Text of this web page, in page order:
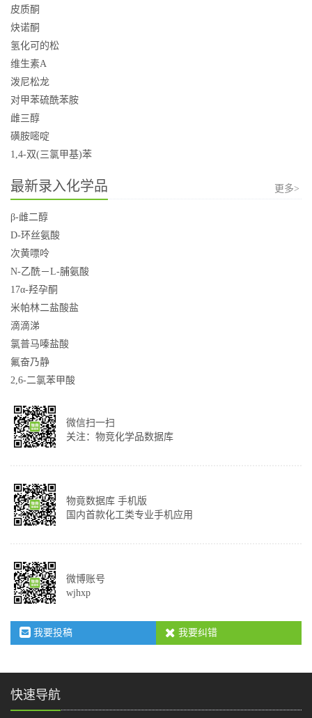
皮质酮
炔诺酮
氢化可的松
维生素A
泼尼松龙
对甲苯硫酰苯胺
雌三醇
磺胺嘧啶
1,4-双(三氯甲基)苯
最新录入化学品 更多>
β-雌二醇
D-环丝氨酸
次黄嘌呤
N-乙酰－L-脯氨酸
17α-羟孕酮
米帕林二盐酸盐
滴滴涕
氯普马嗪盐酸
氟奋乃静
2,6-二氯苯甲酸
微信扫一扫
关注：物竞化学品数据库
物竟数据库 手机版
国内首款化工类专业手机应用
微博账号
wjhxp
我要投稿 我要纠错
快速导航